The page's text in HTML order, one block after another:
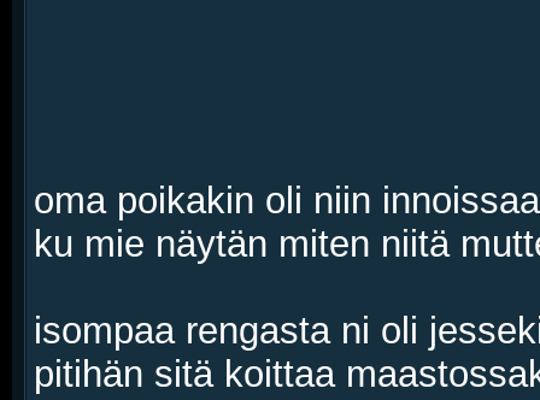
oma poikakin oli niin
ku mie näytän miten niitä
isompaa rengasta ni oli
pitihän sitä koittaa